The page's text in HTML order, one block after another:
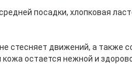
посадки, хлопковая
стесняет движений, а также
остается нежной и